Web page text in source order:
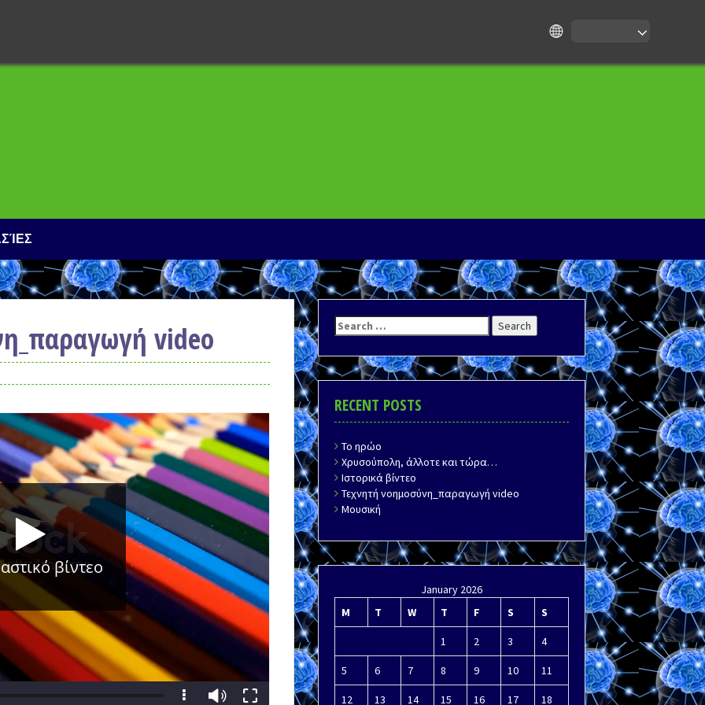
video
Search
for:
RECENT POSTS
Το ηρώο
Χρυσούπολη, άλλοτε και τώρα…
Ιστορικά βίντεο
Τεχνητή νοημοσύνη_παραγωγή video
Μουσική
January 2026
M
T W T F S S
1 2 3 4
5 6 7 8 9 10 11
12 13 14 15 16 17 18